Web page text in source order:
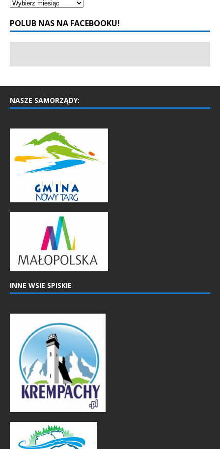
POLUB NAS NA FACEBOOKU!
NASZE SAMORZĄDY:
INNE WSIE SPISKIE